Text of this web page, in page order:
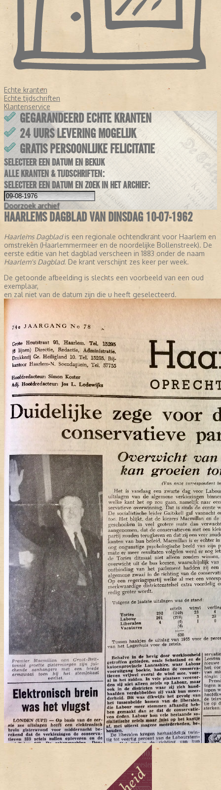
Echte kranten
Echte tijdschriften
Klantenservice
GEGARANDEERD ECHTE KRANTEN
24 UURS LEVERING MOGELIJK
GRATIS PERSOONLIJKE FELICITATIE
SELECTEER EEN DATUM EN BEKIJK
ALLE KRANTEN & TIJDSCHRIFTEN:
SELECTEER EEN DATUM EN ZOEK IN HET ARCHIEF:
Doorzoek archief
HAARLEMS DAGBLAD VAN DINSDAG 10-07-1962
Haarlems Dagbladis een regionale ochtendkrant voor Haarlem en
omstreken (Haarlemmermeer en de noordelijke Bollenstreek). De
eerste editie van het dagblad verscheen in 1883 onder de naam
Haarlem's Dagblad. De krant verschijnt zes keer per week.
De getoonde afbeelding is slechts een voorbeeld van een oud
exemplaar,
en zal niet van de datum zijn die u heeft geselecteerd.